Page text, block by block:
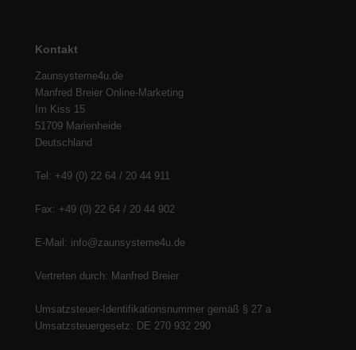
Kontakt
Zaunsysteme4u.de
Manfred Breier Online-Marketing
Im Kiss 15
51709 Marienheide
Deutschland
Tel: +49 (0) 22 64 / 20 44 911
Fax: +49 (0) 22 64 / 20 44 902
E-Mail: info@zaunsysteme4u.de
Vertreten durch: Manfred Breier
Umsatzsteuer-Identifikationsnummer gemäß § 27 a
Umsatzsteuergesetz: DE 270 932 290